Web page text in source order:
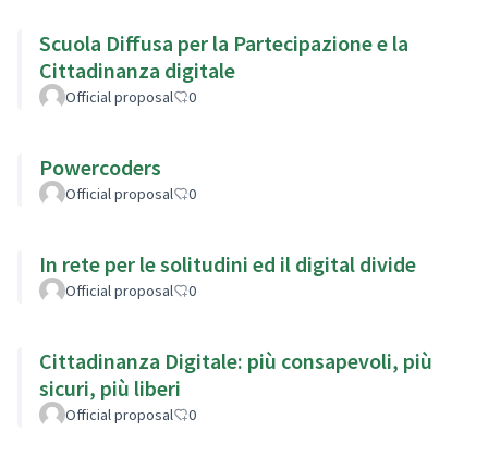
Scuola Diffusa per la Partecipazione e la
Cittadinanza digitale
Official proposal 0
Powercoders
Official proposal 0
In rete per le solitudini ed il digital divide
Official proposal 0
Cittadinanza Digitale: più consapevoli, più
sicuri, più liberi
Official proposal 0